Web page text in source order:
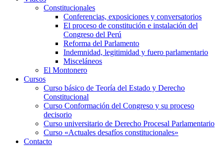
Constitucionales
Conferencias, exposiciones y conversatorios
El proceso de constitución e instalación del
Congreso del Perú
Reforma del Parlamento
Indemnidad, legitimidad y fuero parlamentario
Misceláneos
El Montonero
Cursos
Curso básico de Teoría del Estado y Derecho
Constitucional
Curso Conformación del Congreso y su proceso
decisorio
Curso universitario de Derecho Procesal Parlamentario
Curso «Actuales desafíos constitucionales»
Contacto